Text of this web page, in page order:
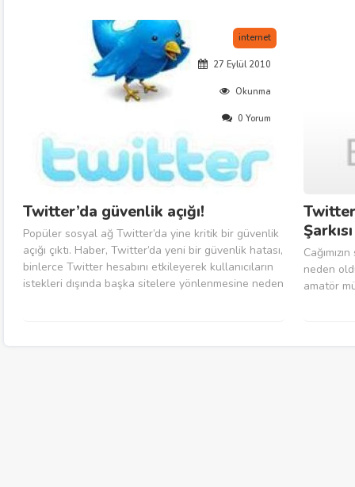
internet
27 Eylül 2010
Okunma
0 Yorum
Twitter’da güvenlik açığı!
Popüler sosyal ağ Twitter’da yine kritik bir güvenlik
açığı çıktı. Haber, Twitter’da yeni bir güvenlik hatası,
binlerce Twitter hesabını etkileyerek kullanıcıların
istekleri dışında başka sitelere yönlenmesine neden
neden
amatör